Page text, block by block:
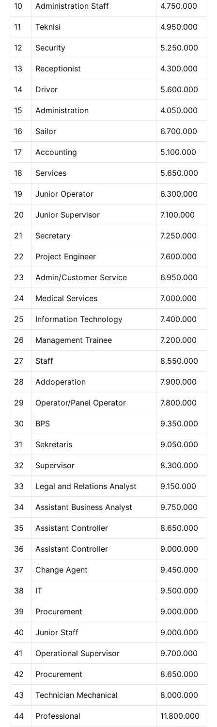
10 Administration Staff 4.750.000
11 Teknisi 4.950.000
12 Security 5.250.000
13 Receptionist 4.300.000
14 Driver 5.600.000
15 Administration 4.050.000
16 Sailor 6.700.000
17 Accounting 5.100.000
18 Services 5.650.000
19 Junior Operator 6.300.000
20 Junior Supervisor 7.100.000
21 Secretary 7.250.000
22 Project Engineer 7.600.000
23 Admin/Customer Service 6.950.000
24 Medical Services 7.000.000
25 Information Technology 7.400.000
26 Management Trainee 7.200.000
27 Staff 8.550.000
28 Addoperation 7.900.000
29 Operator/Panel Operator 7.800.000
30 BPS 9.350.000
31 Sekretaris 9.050.000
32 Supervisor 8.300.000
33 Legal and Relations Analyst 9.150.000
34 Assistant Business Analyst 9.750.000
35 Assistant Controller 8.650.000
36 Assistant Controller 9.000.000
37 Change Agent 9.450.000
38 IT 9.500.000
39 Procurement 9.000.000
40 Junior Staff 9.000.000
41 Operational Supervisor 9.700.000
42 Procurement 8.650.000
43 Technician Mechanical 8.000.000
44 Professional 11.800.000